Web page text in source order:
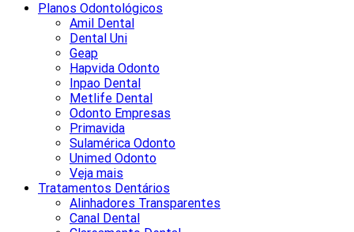
Planos Odontológicos
Amil Dental
Dental Uni
Geap
Hapvida Odonto
Inpao Dental
Metlife Dental
Odonto Empresas
Primavida
Sulamérica Odonto
Unimed Odonto
Veja mais
Tratamentos Dentários
Alinhadores Transparentes
Canal Dental